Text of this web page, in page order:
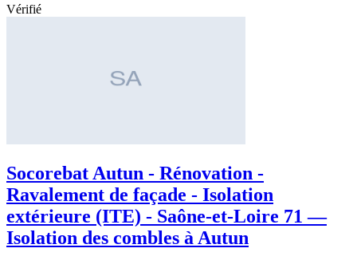
Vérifié
Socorebat Autun - Rénovation -
Ravalement de façade - Isolation
extérieure (ITE) - Saône-et-Loire 71 —
Isolation des combles à Autun